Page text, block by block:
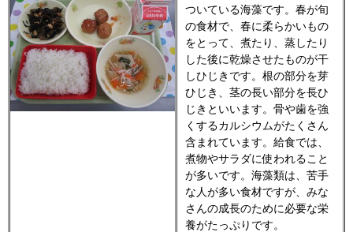
ついている海藻です。春が旬
の食材で、春に柔らかいもの
をとって、煮たり、蒸したり
した後に乾燥させたものが干
しひじきです。根の部分を芽
ひじき、茎の長い部分を長ひ
じきといいます。骨や歯を強
くするカルシウムがたくさん
含まれています。給食では、
煮物やサラダに使われること
が多いです。海藻類は、苦手
な人が多い食材ですが、みな
さんの成長のために必要な栄
養がたっぷりです。